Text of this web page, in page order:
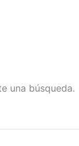
una búsqueda.